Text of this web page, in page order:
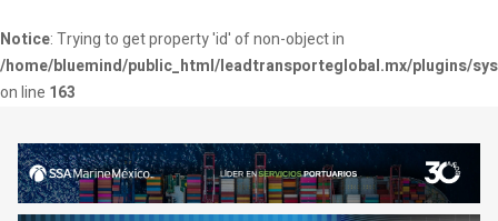
Notice: Trying to get property 'id' of non-object in
/home/bluemind/public_html/leadtransporteglobal.mx/plugins/
on line 163